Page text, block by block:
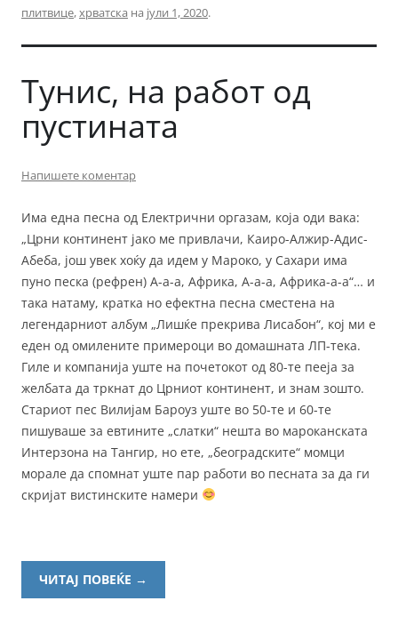
плитвице,хрватска на јули 1, 2020.
Тунис, на работ од
пустината
Напишете коментар
Има една песна од Електрични оргазам, која оди вака:
„Црни континент јако ме привлачи, Каиро-Алжир-Адис-
Абеба, још увек хоќу да идем у Мароко, у Сахари има
пуно песка (рефрен) А-а-а, Африка, А-а-а, Африка-а-а“… и
така натаму, кратка но ефектна песна сместена на
легендарниот албум „Лишќе прекрива Лисабон“, кој ми е
еден од омилените примероци во домашната ЛП-тека.
Гиле и компанија уште на почетокот од 80-те пееја за
желбата да тркнат до Црниот континент, и знам зошто.
Стариот пес Вилијам Бароуз уште во 50-те и 60-те
пишуваше за евтините „слатки“ нешта во мароканската
Интерзона на Тангир, но ете, „београдските“ момци
морале да спомнат уште пар работи во песната за да ги
скријат вистинските намери
ЧИТАЈ ПОВЕЌЕ →